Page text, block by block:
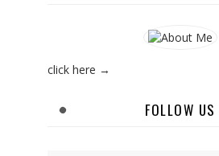
click here →
FOLLOW US